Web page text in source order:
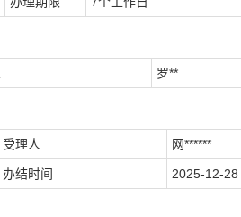
罗**
受理人 网******
办结时间 2025-12-28